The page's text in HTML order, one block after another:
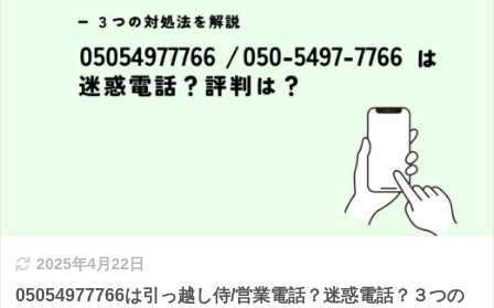
2025年4月22日
05054977766は引っ越し侍/営業電話？迷惑電話？３つの